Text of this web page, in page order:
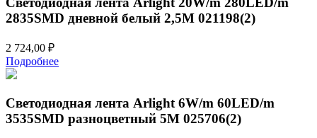
2835SMD дневной белый 2,5M 021198(2)
2 724,00 ₽
Подробнее
Светодиодная лента Arlight 6W/m 60LED/m
3535SMD разноцветный 5M 025706(2)